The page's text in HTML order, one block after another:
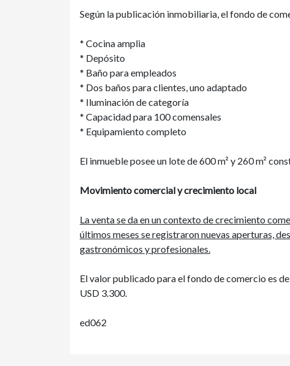
Según la publicación inmobiliaria, el fondo de
* Cocina amplia
* Depósito
* Baño para empleados
* Dos baños para clientes, uno adaptado
* Iluminación de categoría
* Capacidad para 100 comensales
* Equipamiento completo
El inmueble posee un lote de 600 m² y 260 m²
Movimiento comercial y crecimiento local
La venta se da en un contexto de crecimiento
últimos meses se registraron nuevas aperturas,
gastronómicos y profesionales.
El valor publicado para el fondo de comercio es
USD 3.300.
ed062